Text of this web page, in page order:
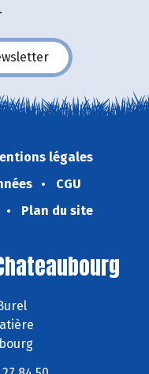
légales
CGU
Plan du site